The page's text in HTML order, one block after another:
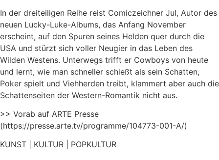
In der dreiteiligen Reihe reist Comiczeichner Jul, Autor des
neuen Lucky-Luke-Albums, das Anfang November
erscheint, auf den Spuren seines Helden quer durch die
USA und stürzt sich voller Neugier in das Leben des
Wilden Westens. Unterwegs trifft er Cowboys von heute
und lernt, wie man schneller schießt als sein Schatten,
Poker spielt und Viehherden treibt, klammert aber auch die
Schattenseiten der Western-Romantik nicht aus.
>> Vorab auf ARTE Presse
(https://presse.arte.tv/programme/104773-001-A/)
KUNST | KULTUR | POPKULTUR